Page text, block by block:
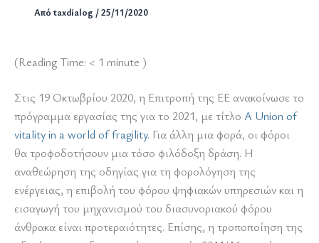
Από taxdialog /25/11/2020
(Reading Time: < 1 minute )
Στις 19 Οκτωβρίου 2020, η Επιτροπή της ΕΕ ανακοίνωσε το
πρόγραμμα εργασίας της για το 2021, με τίτλο A Union of
vitality in a world of fragility. Για άλλη μια φορά, οι φόροι
θα τροφοδοτήσουν μια τόσο φιλόδοξη δράση. Η
αναθεώρηση της οδηγίας για τη φορολόγηση της
ενέργειας, η επιβολή του φόρου ψηφιακών υπηρεσιών και η
εισαγωγή του μηχανισμού του διασυνοριακού φόρου
άνθρακα είναι προτεραιότητες. Επίσης, η τροποποίηση της